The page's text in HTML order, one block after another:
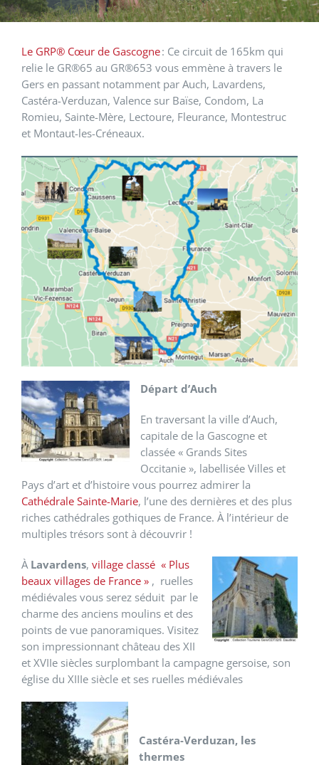
Le GRP® Cœur de Gascogne: Ce circuit de 165km qui
relie le GR®65 au GR®653 vous emmène à travers le
Gers en passant notamment par Auch, Lavardens,
Castéra-Verduzan, Valence sur Baïse, Condom, La
Romieu, Sainte-Mère, Lectoure, Fleurance, Montestruc
et Montaut-les-Créneaux.
Départ d’Auch
En traversant la ville d’Auch,
capitale de la Gascogne et
classée « Grands Sites
Occitanie », labellisée Villes et
Pays d’art et d’histoire vous pourrez admirer la
Cathédrale Sainte-Marie, l’une des dernières et des plus
riches cathédrales gothiques de France. À l’intérieur de
multiples trésors sont à découvrir !
À Lavardens, village classé « Plus
beaux villages de France » , ruelles
médiévales vous serez séduit par le
charme des anciens moulins et des
points de vue panoramiques. Visitez
son impressionnant château des XII
et XVIIe siècles surplombant la campagne gersoise, son
église du XIIIe siècle et ses ruelles médiévales
Castéra-Verduzan, les
thermes